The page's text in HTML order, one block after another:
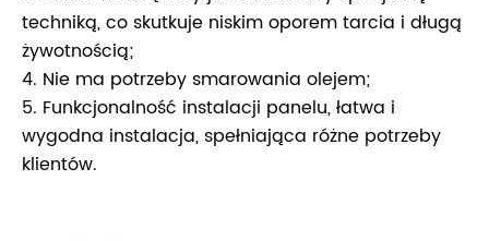
techniką, co skutkuje niskim oporem tarcia i długą
żywotnością;
4. Nie ma potrzeby smarowania olejem;
5. Funkcjonalność instalacji panelu, łatwa i
wygodna instalacja, spełniająca różne potrzeby
klientów.